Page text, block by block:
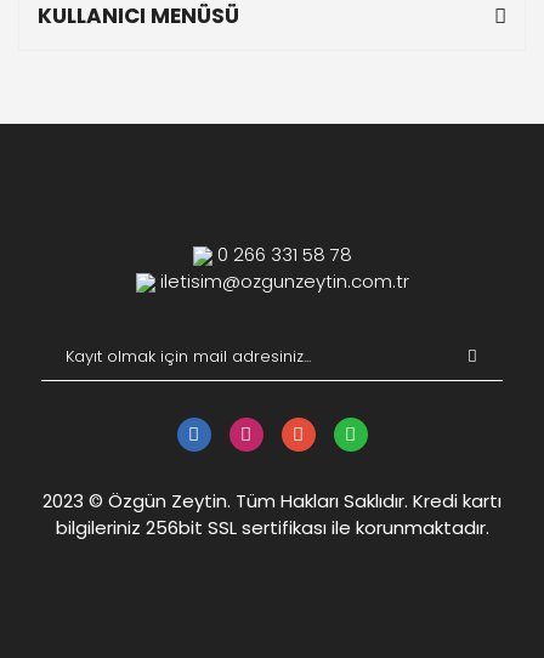
KULLANICI MENÜSÜ
0 266 331 58 78
iletisim@ozgunzeytin.com.tr
2023 © Özgün Zeytin. Tüm Hakları Saklıdır. Kredi kartı
bilgileriniz 256bit SSL sertifikası ile korunmaktadır.